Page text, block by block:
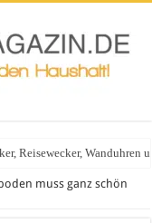
Reisewecker, Wanduhren
muss ganz schön